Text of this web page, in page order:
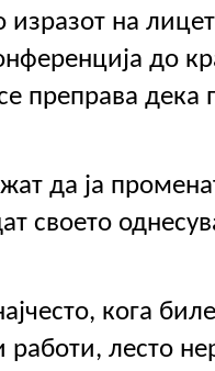
изразот на
до
преправа
да ја
своето
кога
работи, лесто